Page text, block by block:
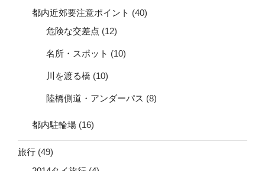
都内近郊要注意ポイント (40)
危険な交差点 (12)
名所・スポット (10)
川を渡る橋 (10)
陸橋側道・アンダーパス (8)
都内駐輪場 (16)
旅行 (49)